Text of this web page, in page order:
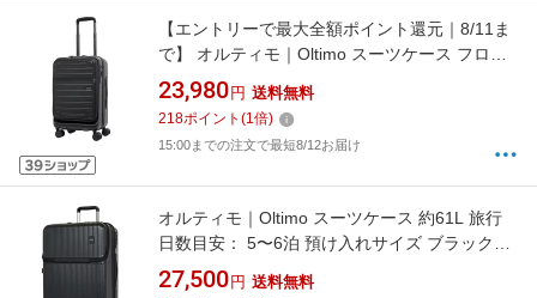
【エントリーで最大全額ポイント還元｜8/11ま
で】 オルティモ｜Oltimo スーツケース フロン
トオープン 約37L（機内持込可）旅行目安：
2〜3泊 ジェットブラック OT-0857-50N-JBK
[TSAロック搭載]
23,980 円 送料無料
218ポイント (1倍)
15:00までの注文で最短8/12お届け
オルティモ｜Oltimo スーツケース 約61L 旅行
日数目安： 5〜6泊 預け入れサイズ ブラック
OT-0887-58N-BK [TSAロック搭載]
27,500 円 送料無料